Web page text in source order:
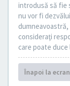
introdusă să fie
nu vor fi
dumneavoastră,
consideraţi
care poate
Înapoi la